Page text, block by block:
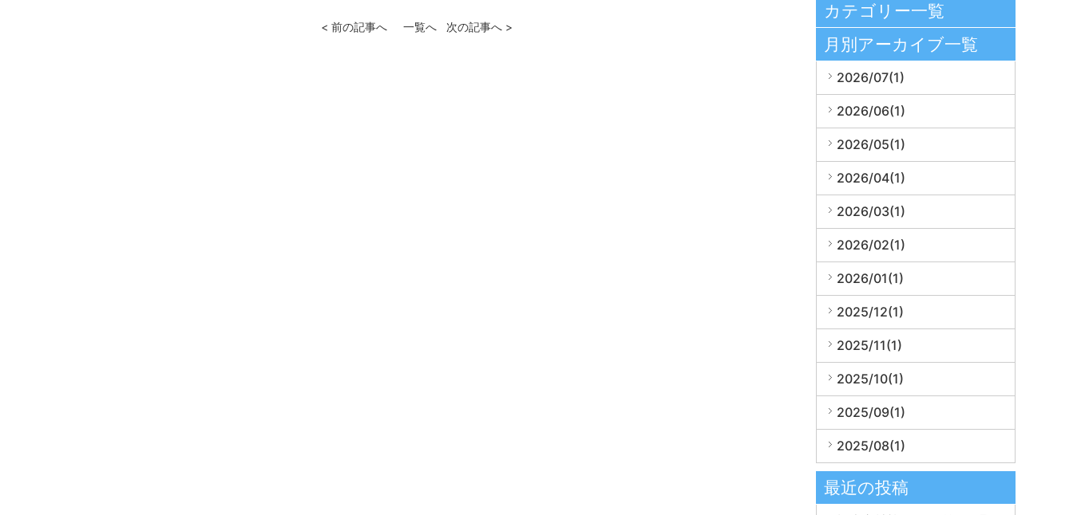
< 前の記事へ 一覧へ 次の記事へ >
カテゴリー一覧
月別アーカイブ一覧
2026/07(1)
2026/06(1)
2026/05(1)
2026/04(1)
2026/03(1)
2026/02(1)
2026/01(1)
2025/12(1)
2025/11(1)
2025/10(1)
2025/09(1)
2025/08(1)
最近の投稿